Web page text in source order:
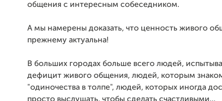
общения с интересным собеседником.
А мы намерены доказать, что ценность живого
прежнему актуальна!
В больших городах больше всего людей,
дефицит живого общения, людей, которым
"одиночества в толпе", людей, которых иногда